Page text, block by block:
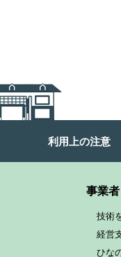
利用上の注意
事業
技術
経営
ひな